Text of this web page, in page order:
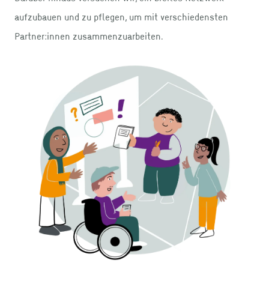
aufzubauen und zu pflegen, um mit verschiedensten
Partner:innen zusammenzuarbeiten.